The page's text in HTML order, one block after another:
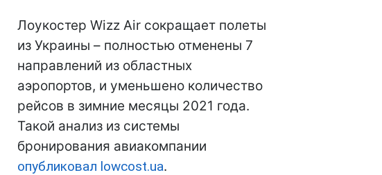
Лоукостер Wizz Air сокращает полеты
из Украины – полностью отменены 7
направлений из областных
аэропортов, и уменьшено количество
рейсов в зимние месяцы 2021 года.
Такой анализ из системы
бронирования авиакомпании
опубликовал lowcost.ua.